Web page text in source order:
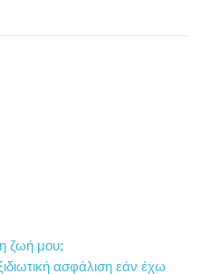
ζωή μου;
ασφάλιση εάν έχω